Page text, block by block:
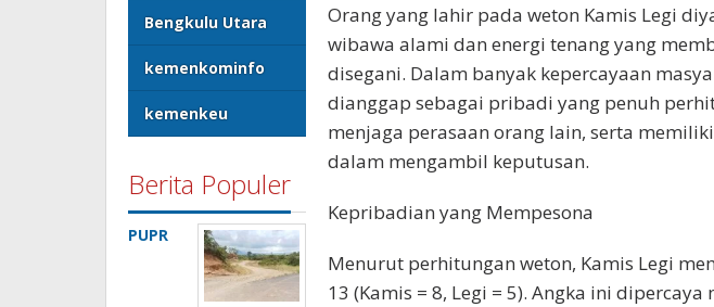
Bengkulu Utara
kemenkominfo
kemenkeu
Berita Populer
PUPR
Orang yang lahir pada weton Kamis Legi
wibawa alami dan energi tenang yang
disegani. Dalam banyak kepercayaan
dianggap sebagai pribadi yang penuh
menjaga perasaan orang lain, serta
dalam mengambil keputusan.
Kepribadian yang Mempesona
Menurut perhitungan weton, Kamis Legi
13 (Kamis = 8, Legi = 5). Angka ini